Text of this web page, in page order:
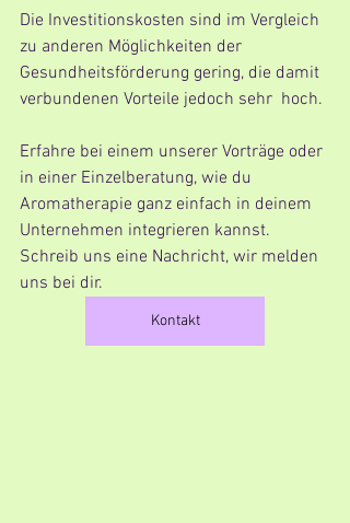
Die Investitionskosten sind im Vergleich
zu anderen Möglichkeiten der
Gesundheitsförderung gering, die damit
verbundenen Vorteile jedoch sehr  hoch.
Erfahre bei einem unserer Vorträge oder
in einer Einzelberatung, wie du
Aromatherapie ganz einfach in deinem
Unternehmen integrieren kannst.
Schreib uns eine Nachricht, wir melden
uns bei dir.
Kontakt